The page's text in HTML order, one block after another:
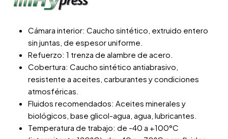
Cámara interior: Caucho sintético, extruido entero
sin juntas, de espesor uniforme.
Refuerzo: 1 trenza de alambre de acero.
Cobertura: Caucho sintético antiabrasivo,
resistente a aceites, carburantes y condiciones
atmosféricas.
Fluidos recomendados: Aceites minerales y
biológicos, base glicol-agua, agua, lubricantes.
Temperatura de trabajo: de -40 a +100°C